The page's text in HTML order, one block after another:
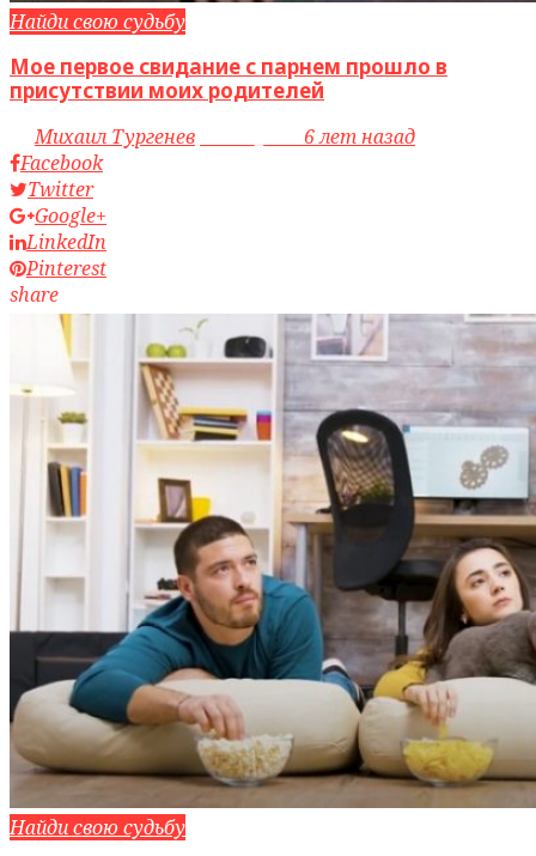
Найди свою судьбу
Мое первое свидание с парнем прошло в
присутствии моих родителей
byМихаил Тургенев
6 лет назад
Facebook
Twitter
Google+
LinkedIn
Pinterest
share
Найди свою судьбу